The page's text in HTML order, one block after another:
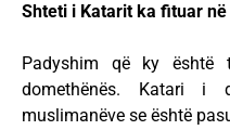
Shteti i Katarit ka fituar
Padyshim që ky
domethënës. Katari i
muslimanëve se është